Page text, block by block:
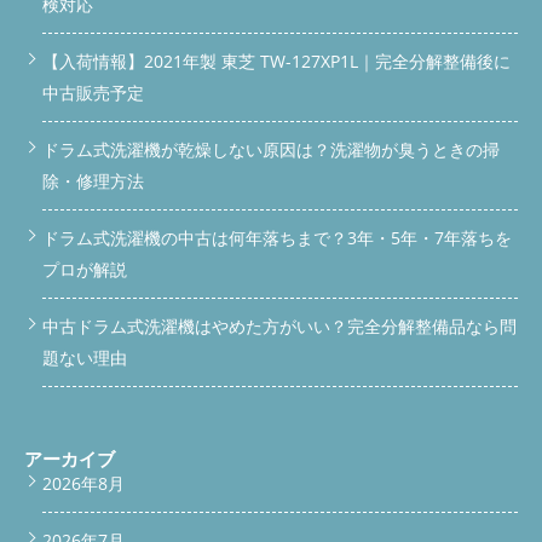
金ブロック */ .vertical-link-block { background-color: #FFF8E1;
border: 1px solid #FFD699; padding: 24px; margin: 24px 0; text-
align: center; border-radius: 10px; } .vertical-link-block p { font-
size: 16px; color: #333; margin: 20px 0; line-height: 1.5; } /* ボタ
220px; border-radius: 6px; text-decoration: none; transition:
opacity 0.3s; text-align: center; margin: 0 auto; } .vertical-link-
.vertical-link-block .service-button:hover { opacity: 0.9; }
.vertical-link-block .price-button { background-color: #FF7A2D;
color: #fff; } .vertical-link-block .price-button:hover { opacity: 0.9;
} /* スマホ最適化 */ @media (max-width: 768px) { #scroll-bar {
padding: 10px 8px; } #scroll-bar a, #bottom-bar a { font-size:
14px; padding: 12px 6px; } } window.addEventListener('scroll',
function() { const scrollBar = document.getElementById('scroll-
bar'); const bottomBar = document.getElementById('bottom-
200) { bottomBar.classList.add('show'); } else {
bottomBar.classList.remove('show'); } }); 続きを読む
倉庫でのメーカー研究を強化中 関東全域（東京・埼玉・群馬・
神奈川・千葉）対応 前橋市・高崎市・伊勢崎市のご依頼は最短
即日も可能です。 Q&A Q. 乾燥を2年間使っていなくても分解ク
リーニングは必要？ A. はい。むしろ乾燥を使っていないほうが
湿気がこもり、カビが増えやすいです。 Q. ES-S7Eは汚れにくい
ない場合は通常よりカビが増えます。 Q. U04が出た時、自分で
直せますか？ A. フィルター掃除で改善する場合もありますが、
と、今回のようにカビ・埃・U04が一気に増えてしまいます。 乾
燥の復活・ニオイ改善には、内部の分解クリーニングが必須で
消えない」とお困りの方は、ぜひ便利屋BUZZにご相談くださ
い。 SHARP ES-S7シリーズ｜乾燥が乾かない・U04の原因はダク
ト
公式LINEで相談・依頼する
サービス一覧を見る 便利屋BUZZのドラム式洗濯機分解クリーニ
てください。
様） */ #scroll-bar { position: fixed; top: -60px; left: 0; width:
100%; background-color: #00C73C; padding: 12px 10px; text-
検対応
【入荷情報】2021年製 東芝 TW-127XP1L｜完全分解整備後に
中古販売予定
ドラム式洗濯機が乾燥しない原因は？洗濯物が臭うときの掃
除・修理方法
ドラム式洗濯機の中古は何年落ちまで？3年・5年・7年落ちを
プロが解説
中古ドラム式洗濯機はやめた方がいい？完全分解整備品なら問
題ない理由
アーカイブ
2026年8月